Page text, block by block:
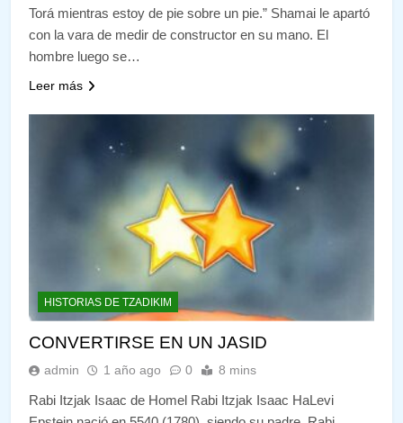
Torá mientras estoy de pie sobre un pie.” Shamai le apartó
con la vara de medir de constructor en su mano. El
hombre luego se…
Leer más
HISTORIAS DE TZADIKIM
CONVERTIRSE EN UN JASID
admin 1 año ago 0 8 mins
Rabi Itzjak Isaac de Homel Rabi Itzjak Isaac HaLevi